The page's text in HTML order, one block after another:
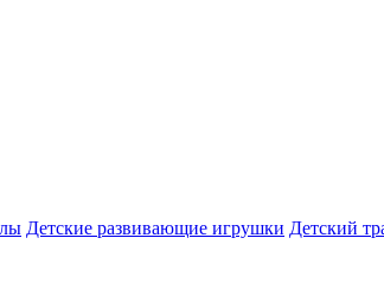
Детские развивающие игрушки Детский